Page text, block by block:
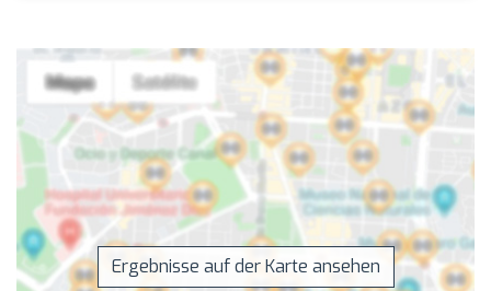
Ergebnisse auf der Karte ansehen